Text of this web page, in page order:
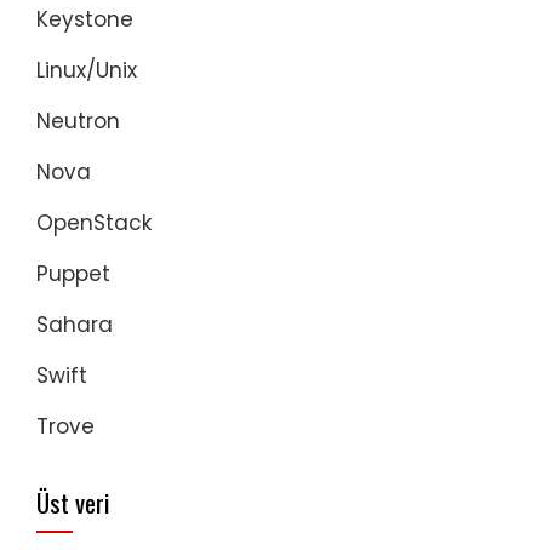
Keystone
Linux/Unix
Neutron
Nova
OpenStack
Puppet
Sahara
Swift
Trove
Üst veri